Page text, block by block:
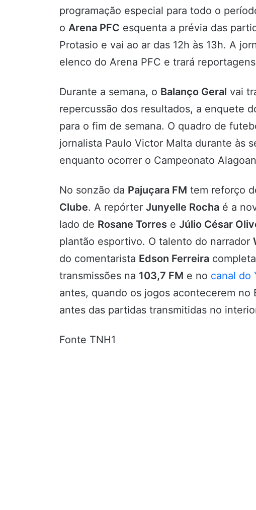
programação especial para todo o
o Arena PFC esquenta a prévia das
Protasio e vai ao ar das 12h às 13h. A
elenco do Arena PFC e trará
Durante a semana, o Balanço Geral vai
repercussão dos resultados, a enquete
para o fim de semana. O quadro de
jornalista Paulo Victor Malta durante às
enquanto ocorrer o Campeonato
No sonzão da Pajuçara FM tem reforço
Clube. A repórter Junyelle Rocha é a
lado de Rosane Torres e Júlio César
plantão esportivo. O talento do narrador
do comentarista Edson Ferreira
transmissões na 103,7 FM e no canal do
antes, quando os jogos acontecerem no
antes das partidas transmitidas no
Fonte TNH1